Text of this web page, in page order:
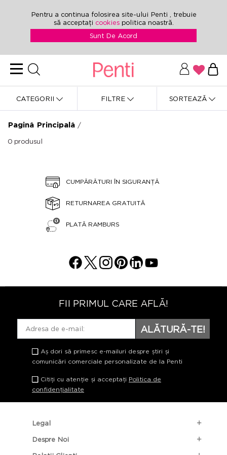
Pentru a continua folosirea site-ului Penti , trebuie
să acceptați cookies politica noastră.
Sunt De Acord
CATEGORII FILTRE SORTEAZĂ
Pagină Principală /
0 produsul
CUMPĂRĂTURI ÎN SIGURANȚĂ
RETURNAREA GRATUITĂ
PLATĂ RAMBURS
FII PRIMUL CARE AFLĂ!
ALĂTURĂ-TE!
Aș dori să primesc e-mailuri despre știri și
comunicări comerciale personalizate de la Penti
Citiți cu atenție și acceptați Politica de
confidențialitate
Legal
Despre Noi